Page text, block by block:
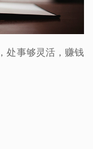
处事够灵活，赚钱